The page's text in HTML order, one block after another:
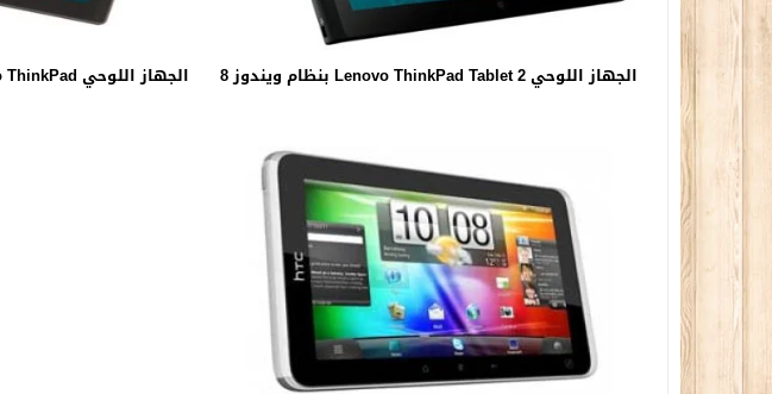
الجهاز اللوحي Lenovo ThinkPad Tablet 2 بنظام ويندوز 8